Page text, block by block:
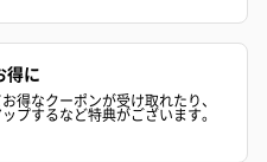
得に
得なクーポンが受け取れたり、
プするなど特典がございます。